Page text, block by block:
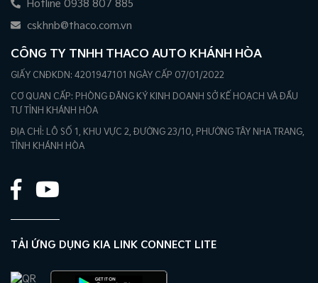
Hotline 0938 807 885
cskhnb@thaco.com.vn
CÔNG TY TNHH THACO AUTO KHÁNH HÒA
GIẤY CNĐKDN: 4201947101 NGÀY CẤP 07/01/2022
CƠ QUAN CẤP: PHÒNG ĐĂNG KÝ KINH DOANH SỞ KẾ HOẠCH VÀ ĐẦU
TƯ TỈNH KHÁNH HÒA
ĐỊA CHỈ: LÔ SỐ 1, KHU VỰC 2, ĐƯỜNG 23/10, PHƯỜNG TÂY NHA TRANG,
TỈNH KHÁNH HÒA
TẢI ỨNG DỤNG KIA LINK CONNECT LITE